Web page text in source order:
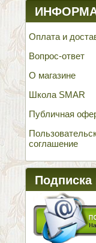
Оплата и
Вопрос-ответ
О магазине
Школа SMAR
Публичная
соглашение
Подписка
новости